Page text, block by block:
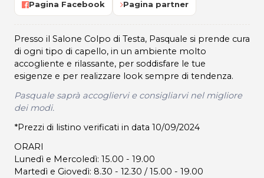
Pagina Facebook Pagina partner
Presso il Salone Colpo di Testa, Pasquale si prende cura
di ogni tipo di capello, in un ambiente molto
accogliente e rilassante, per soddisfare le tue
esigenze e per realizzare look sempre di tendenza.
Pasquale saprà accogliervi e consigliarvi nel migliore
dei modi.
*Prezzi di listino verificati in data 10/09/2024
ORARI
Lunedì e Mercoledì: 15.00 - 19.00
Martedì e Giovedì: 8.30 - 12.30 / 15.00 - 19.00